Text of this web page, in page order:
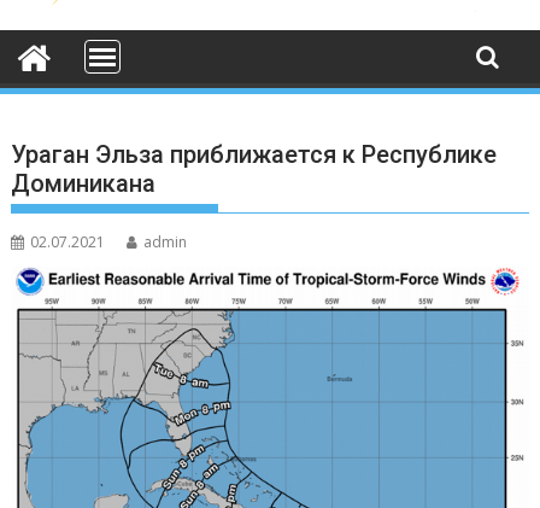
Ураган Эльза приближается к Республике
Доминикана
02.07.2021 admin